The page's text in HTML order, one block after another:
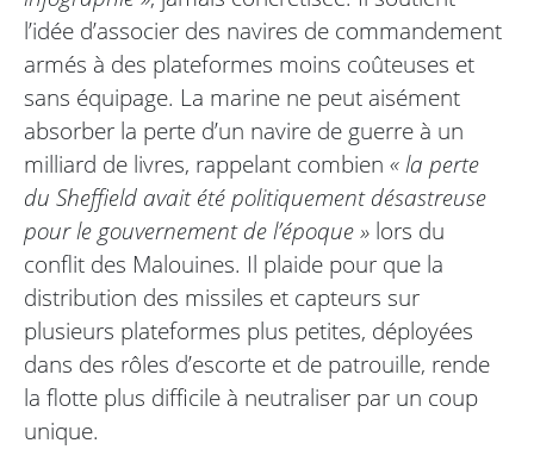
l’idée d’associer des navires de commandement
armés à des plateformes moins coûteuses et
sans équipage. La marine ne peut aisément
absorber la perte d’un navire de guerre à un
milliard de livres, rappelant combien « la perte
du Sheffield avait été politiquement désastreuse
pour le gouvernement de l’époque » lors du
conflit des Malouines. Il plaide pour que la
distribution des missiles et capteurs sur
plusieurs plateformes plus petites, déployées
dans des rôles d’escorte et de patrouille, rende
la flotte plus difficile à neutraliser par un coup
unique.